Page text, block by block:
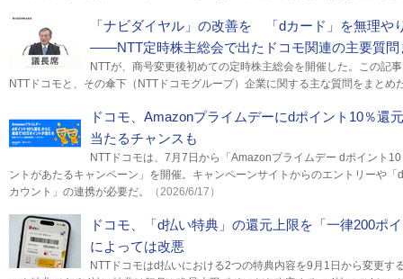
「ナビダイヤル」の改善を 「dカード」を無理や
――NTT定時株主総会で出たドコモ関連の主要質問
NTTが、商号変更後初めての定時株主総会を開催した。この記
NTTドコモと、その傘下（NTTドコモグループ）企業に関する主な質問をまとめ
ドコモ、Amazonプライムデーにdポイント10％
当たるチャンスも
NTTドコモは、7月7日から「Amazonプライムデー dポイント
ントがあたるキャンペーン」を開催。キャンペーンサイトからのエントリーや
カウント」の連携が必要だ。
（2026/6/17）
ドコモ、「d払い特典」の還元上限を「一律200ポ
によっては改悪
NTTドコモはd払いにおける2つの特典内容を9月1日から変更す